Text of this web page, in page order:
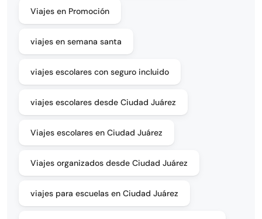
Viajes en Promoción
viajes en semana santa
viajes escolares con seguro incluido
viajes escolares desde Ciudad Juárez
Viajes escolares en Ciudad Juárez
Viajes organizados desde Ciudad Juárez
viajes para escuelas en Ciudad Juárez